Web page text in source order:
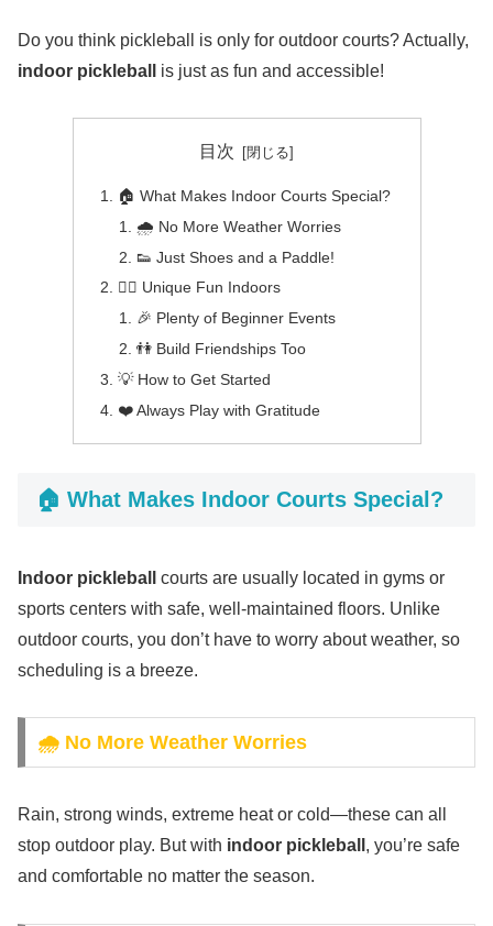
Do you think pickleball is only for outdoor courts? Actually,
indoor pickleball
is just as fun and accessible!
目次
🏠 What Makes Indoor Courts Special?
🌧️ No More Weather Worries
👟 Just Shoes and a Paddle!
🤸‍♀️ Unique Fun Indoors
🎉 Plenty of Beginner Events
👫 Build Friendships Too
💡 How to Get Started
❤️ Always Play with Gratitude
🏠 What Makes Indoor Courts Special?
Indoor pickleball
courts are usually located in gyms or
sports centers with safe, well-maintained floors. Unlike
outdoor courts, you don’t have to worry about weather, so
scheduling is a breeze.
🌧️ No More Weather Worries
Rain, strong winds, extreme heat or cold—these can all
stop outdoor play. But with indoor pickleball , you’re safe
and comfortable no matter the season.